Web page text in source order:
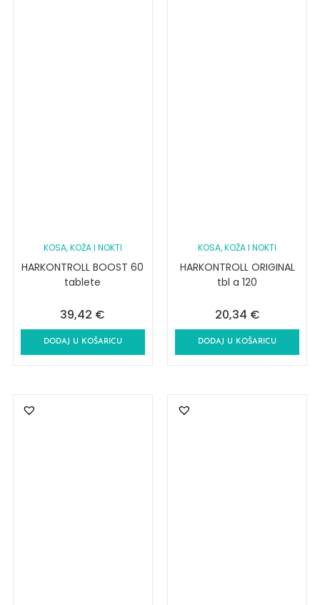
KOSA, KOŽA I NOKTI
HARKONTROLL BOOST 60
tablete
39,42 €
DODAJ U KOŠARICU
KOSA, KOŽA I NOKTI
HARKONTROLL ORIGINAL
tbl a 120
20,34 €
DODAJ U KOŠARICU